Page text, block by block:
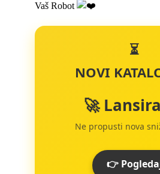
Vaš Robot
⏳
NOVI
🚀
Ne propusti nova
👉